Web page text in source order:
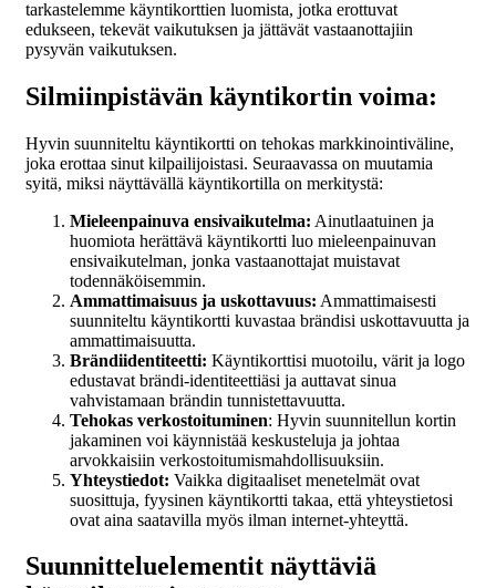
tarkastelemme käyntikorttien luomista, jotka erottuvat
edukseen, tekevät vaikutuksen ja jättävät vastaanottajiin
pysyvän vaikutuksen.
Silmiinpistävän käyntikortin voima:
Hyvin suunniteltu käyntikortti on tehokas markkinointiväline,
joka erottaa sinut kilpailijoistasi. Seuraavassa on muutamia
syitä, miksi näyttävällä käyntikortilla on merkitystä:
Mieleenpainuva ensivaikutelma: Ainutlaatuinen ja
huomiota herättävä käyntikortti luo mieleenpainuvan
ensivaikutelman, jonka vastaanottajat muistavat
todennäköisemmin.
Ammattimaisuus ja uskottavuus: Ammattimaisesti
suunniteltu käyntikortti kuvastaa brändisi uskottavuutta ja
ammattimaisuutta.
Brändiidentiteetti: Käyntikorttisi muotoilu, värit ja logo
edustavat brändi-identiteettiäsi ja auttavat sinua
vahvistamaan brändin tunnistettavuutta.
Tehokas verkostoituminen: Hyvin suunnitellun kortin
jakaminen voi käynnistää keskusteluja ja johtaa
arvokkaisiin verkostoitumismahdollisuuksiin.
Yhteystiedot: Vaikka digitaaliset menetelmät ovat
suosittuja, fyysinen käyntikortti takaa, että yhteystietosi
ovat aina saatavilla myös ilman internet-yhteyttä.
Suunnitteluelementit näyttäviä